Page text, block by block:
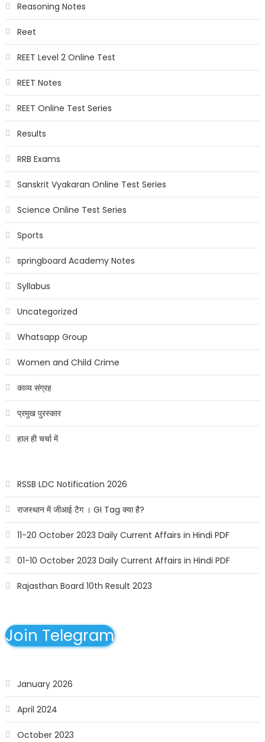
Reasoning Notes
Reet
REET Level 2 Online Test
REET Notes
REET Online Test Series
Results
RRB Exams
Sanskrit Vyakaran Online Test Series
Science Online Test Series
Sports
springboard Academy Notes
Syllabus
Uncategorized
Whatsapp Group
Women and Child Crime
काव्य संग्रह
प्रमुख पुरस्कार
हाल ही चर्चा में
RSSB LDC Notification 2026
राजस्थान में जीआई टैग । GI Tag क्या है?
11-20 October 2023 Daily Current Affairs in Hindi PDF
01-10 October 2023 Daily Current Affairs in Hindi PDF
Rajasthan Board 10th Result 2023
Join Telegram
January 2026
April 2024
October 2023